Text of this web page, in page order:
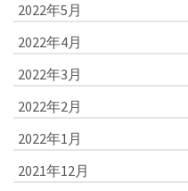
2022年5月
2022年4月
2022年3月
2022年2月
2022年1月
2021年12月